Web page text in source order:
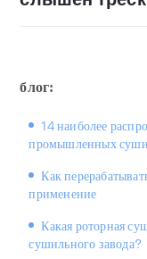
том, что
в том, что
что приводит к
Когда материал
сушилки
блог:
14 наиболее
промышленных
Как
применение
Какая роторная
сушильного завода?